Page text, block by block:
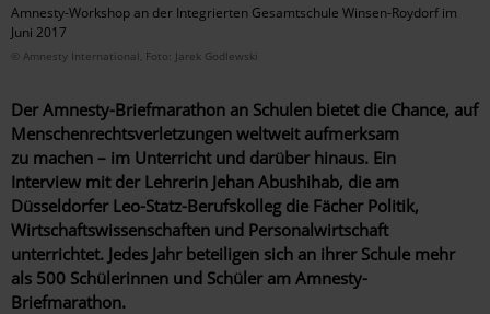
Amnesty-Workshop an der Integrierten Gesamtschule Winsen-Roydorf im
Juni 2017
© Amnesty International, Foto: Jarek Godlewski
Der Amnesty-Briefmarathon an Schulen bietet die Chance, auf
Menschenrechtsverletzungen weltweit aufmerksam
zu machen – im Unterricht und darüber hinaus. Ein
Interview mit der ­Lehrerin Jehan Abushihab, die am
Düsseldorfer Leo-Statz-Berufskolleg die Fächer Politik,
Wirtschaftswissenschaften und Personalwirtschaft
unterrichtet. ­Jedes Jahr beteiligen sich an ihrer Schule mehr
als 500 Schülerinnen und Schüler am ­Amnesty-
Briefmarathon.